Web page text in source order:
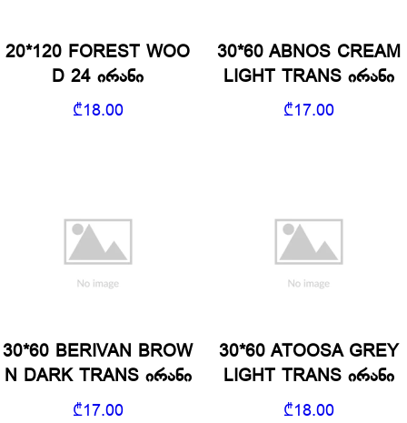
20*120 FOREST WOO
D 24 ირანი
₾18.00
30*60 ABNOS CREAM
LIGHT TRANS ირანი
₾17.00
30*60 BERIVAN BROW
N DARK TRANS ირანი
₾17.00
30*60 ATOOSA GREY
LIGHT TRANS ირანი
₾18.00